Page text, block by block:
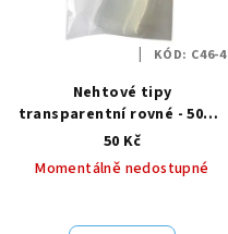
Nehtové tipy
transparentní rovné - 50ks,
vel.4
50 Kč
Momentálně nedostupné
KÓD: C46-4